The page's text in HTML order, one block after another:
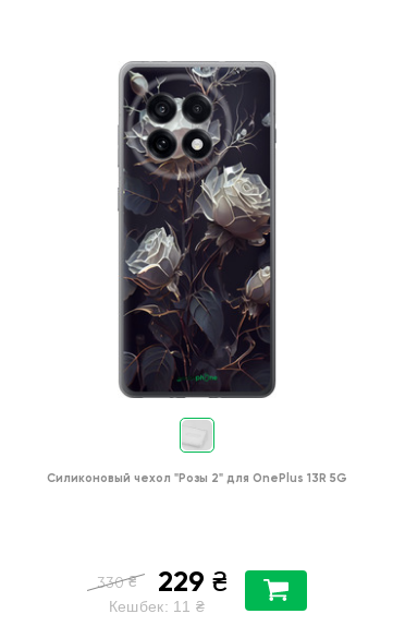
Силиконовый чехол "Розы 2" для OnePlus 13R 5G
330 ₴ 229 ₴
Кешбек: 11 ₴